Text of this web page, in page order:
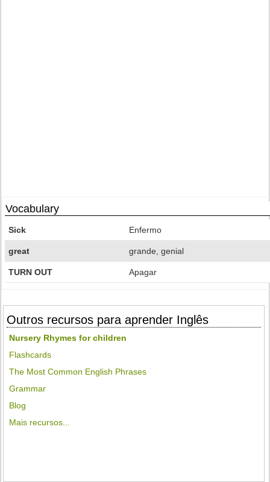
Vocabulary
Sick Enfermo
great grande, genial
TURN OUT Apagar
Outros recursos para aprender Inglês
Nursery Rhymes for children
Flashcards
The Most Common English Phrases
Grammar
Blog
Mais recursos...